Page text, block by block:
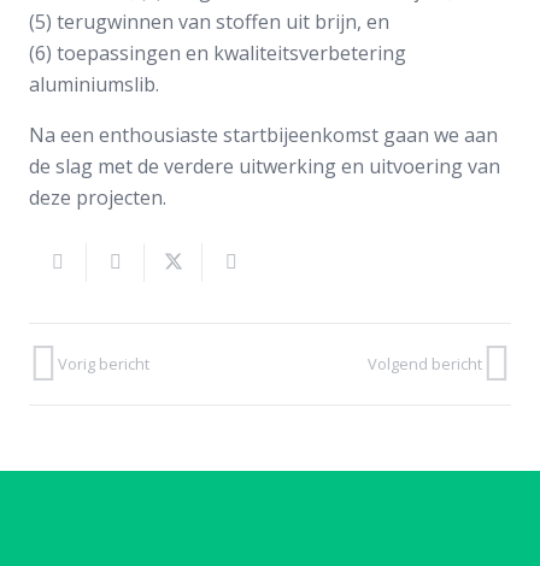
(5) terugwinnen van stoffen uit brijn, en
(6) toepassingen en kwaliteitsverbetering
aluminiumslib.
Na een enthousiaste startbijeenkomst gaan we aan
de slag met de verdere uitwerking en uitvoering van
deze projecten.
Vorig bericht Volgend bericht